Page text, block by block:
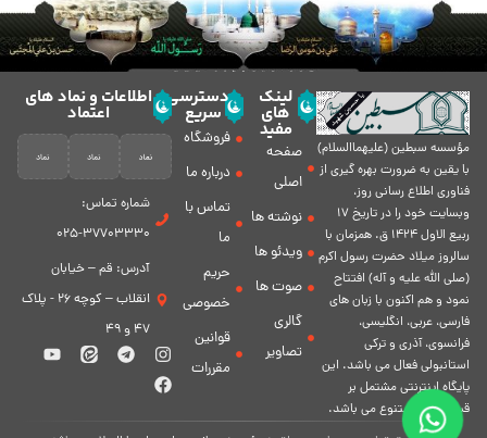
مؤسسه سبطين (عليهماالسلام)
با يقين به ضرورت بهره گیرى از
فناورى اطلاع رسانى روز،
وبسایت خود را در تاريخ 17
ربيع الاول 1424 ق. همزمان با
سالروز ميلاد حضرت رسول اكرم
(صلی الله علیه و آله) افتتاح
نمود و هم اكنون با زبان های
فارسی، عربى، انگلیسی،
فرانسوی، آذری و ترکی
استانبولی فعال مى باشد. اين
پايگاه اينترنتى مشتمل بر
قسمت هاى متنوع مى باشد.
لینک
های
مفید
صفحه
اصلی
نوشته ها
ویدئو ها
صوت ها
گالری
تصاویر
دسترسی
سریع
فروشگاه
درباره ما
تماس با
ما
حریم
خصوصی
قوانین
مقررات
اطلاعات و نماد های
اعتماد
شماره تماس:
37703330-025
آدرس: قم – خیابان
انقلاب – کوچه 26 - پلاک
47 و 49